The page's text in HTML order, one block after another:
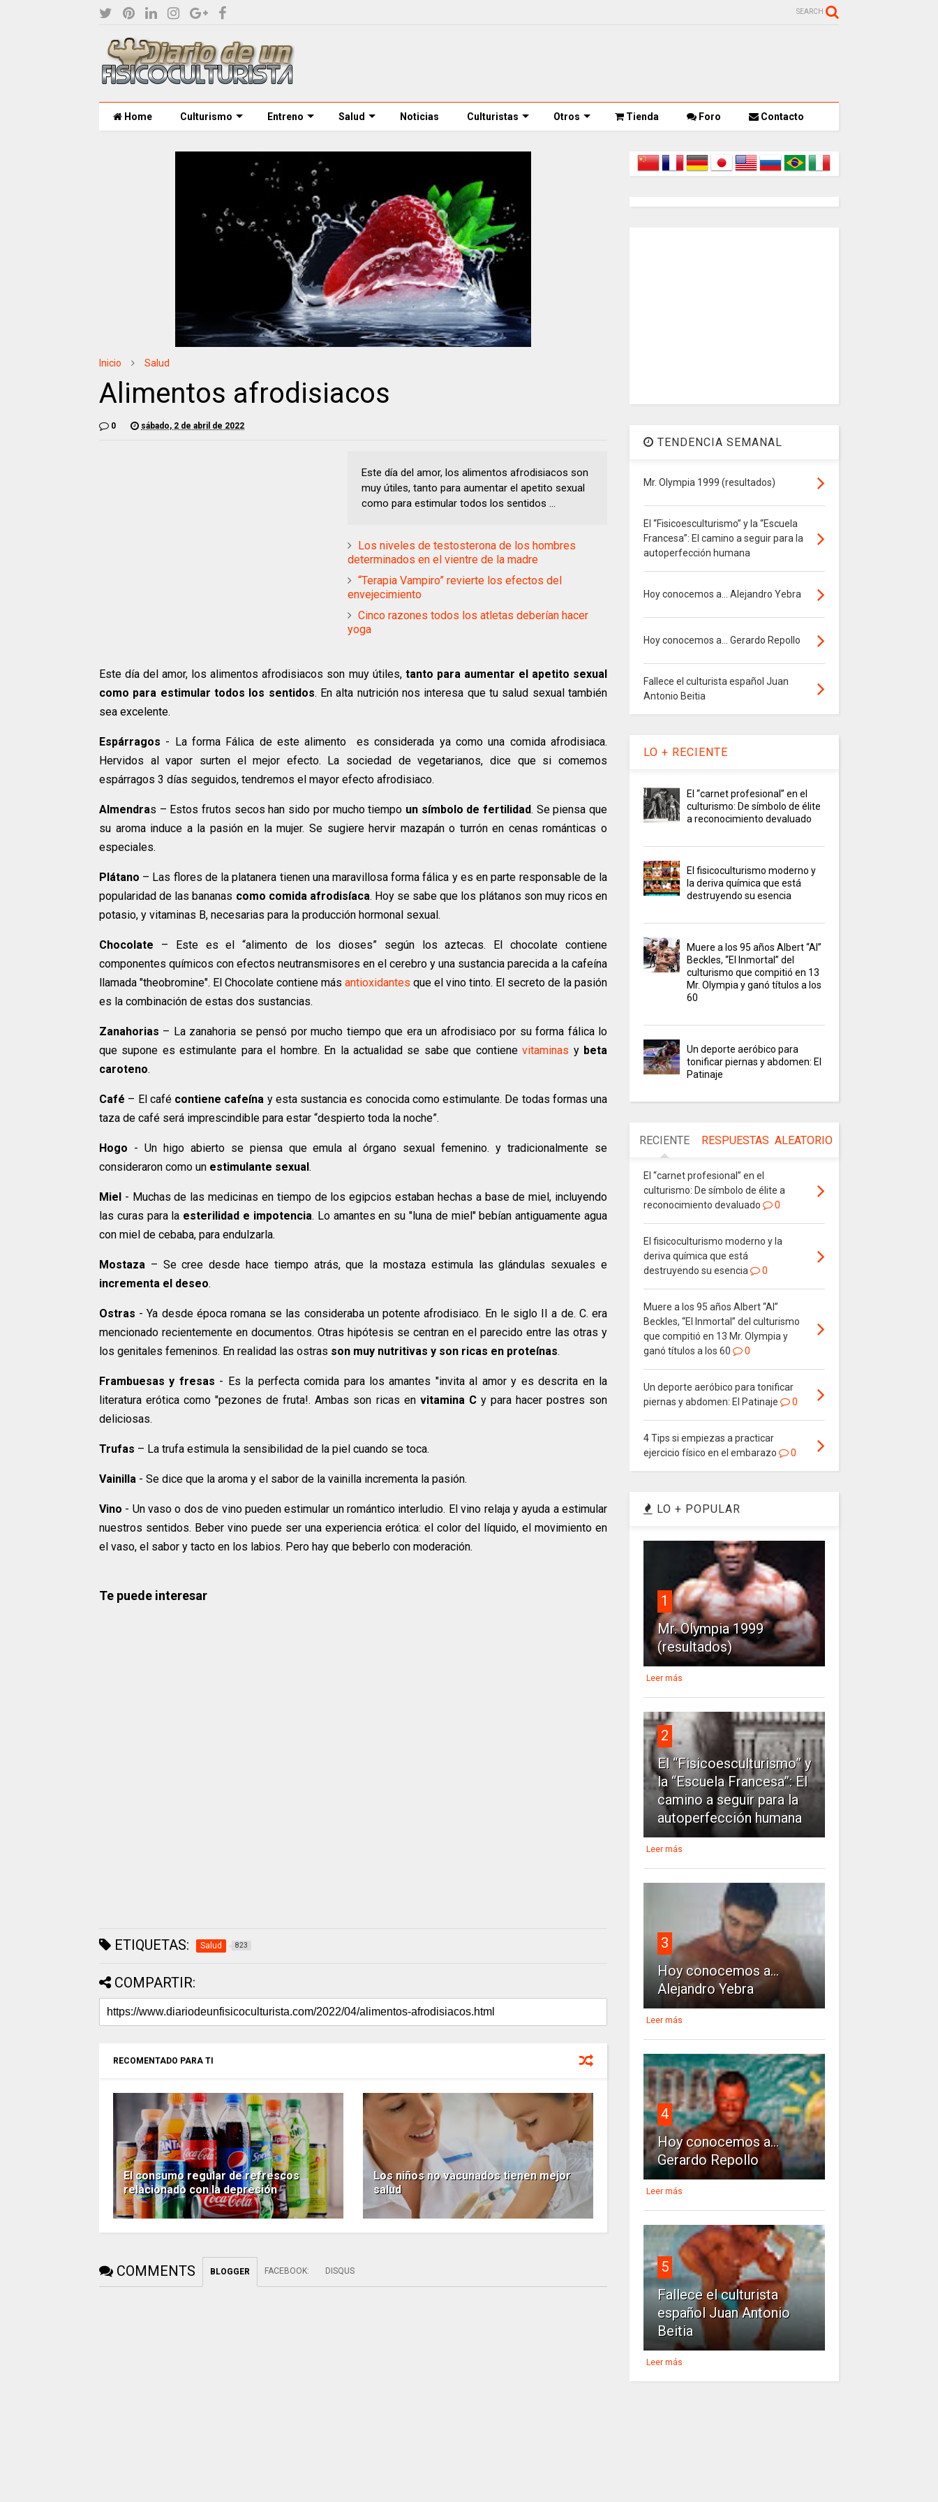
SEARCH
Home Culturismo Entreno Salud Noticias Culturistas Otros Tienda Foro Contacto
Inicio Salud
Alimentos afrodisiacos
0 sábado, 2 de abril de 2022
Este día del amor, los alimentos afrodisiacos son
muy útiles, tanto para aumentar el apetito sexual
como para estimular todos los sentidos ...
Los niveles de testosterona de los hombres
determinados en el vientre de la madre
“Terapia Vampiro” revierte los efectos del
envejecimiento
Cinco razones todos los atletas deberían hacer
yoga
Este día del amor, los alimentos afrodisiacos son muy útiles,tanto para aumentar el apetito sexual
como para estimular todos los sentidos. En alta nutrición nos interesa que tu salud sexual también
sea excelente.
Espárragos - La forma Fálica de este alimento es considerada ya como una comida afrodisiaca.
Hervidos al vapor surten el mejor efecto. La sociedad de vegetarianos, dice que si comemos
espárragos 3 días seguidos, tendremos el mayor efecto afrodisiaco.
Almendras – Estos frutos secos han sido por mucho tiempo un símbolo de fertilidad. Se piensa que
su aroma induce a la pasión en la mujer. Se sugiere hervir mazapán o turrón en cenas románticas o
especiales.
Plátano – Las flores de la platanera tienen una maravillosa forma fálica y es en parte responsable de la
popularidad de las bananas como comida afrodisíaca. Hoy se sabe que los plátanos son muy ricos en
potasio, y vitaminas B, necesarias para la producción hormonal sexual.
Chocolate – Este es el “alimento de los dioses” según los aztecas. El chocolate contiene
componentes químicos con efectos neutransmisores en el cerebro y una sustancia parecida a la cafeína
llamada "theobromine". El Chocolate contiene más antioxidantes que el vino tinto. El secreto de la pasión
es la combinación de estas dos sustancias.
Zanahorias – La zanahoria se pensó por mucho tiempo que era un afrodisiaco por su forma fálica lo
que supone es estimulante para el hombre. En la actualidad se sabe que contienevitaminas y beta
caroteno.
Café – El café contiene cafeína y esta sustancia es conocida como estimulante. De todas formas una
taza de café será imprescindible para estar “despierto toda la noche”.
Hogo - Un higo abierto se piensa que emula al órgano sexual femenino. y tradicionalmente se
consideraron como un estimulante sexual .
Miel - Muchas de las medicinas en tiempo de los egipcios estaban hechas a base de miel, incluyendo
las curas para la esterilidad e impotencia. Lo amantes en su "luna de miel" bebían antiguamente agua
con miel de cebaba, para endulzarla.
Mostaza – Se cree desde hace tiempo atrás, que la mostaza estimula las glándulas sexuales e
incrementa el deseo.
Ostras - Ya desde época romana se las consideraba un potente afrodisiaco. En le siglo II a de. C. era
mencionado recientemente en documentos. Otras hipótesis se centran en el parecido entre las otras y
los genitales femeninos. En realidad las ostras son muy nutritivas y son ricas en proteínas.
Frambuesas y fresas - Es la perfecta comida para los amantes "invita al amor y es descrita en la
literatura erótica como "pezones de fruta!. Ambas son ricas en vitamina Cy para hacer postres son
deliciosas.
Trufas – La trufa estimula la sensibilidad de la piel cuando se toca.
Vainilla - Se dice que la aroma y el sabor de la vainilla incrementa la pasión.
Vino - Un vaso o dos de vino pueden estimular un romántico interludio. El vino relaja y ayuda a estimular
nuestros sentidos. Beber vino puede ser una experiencia erótica: el color del líquido, el movimiento en
el vaso, el sabor y tacto en los labios. Pero hay que beberlo con moderación.
Te puede interesar
ETIQUETAS: Salud 823
COMPARTIR:
RECOMENTADO PARA TI
El consumo regular de refrescos
relacionado con la depresión
Los niños no vacunados tienen mejor
salud
COMMENTS BLOGGER FACEBOOK: DISQUS
TENDENCIA SEMANAL
Mr. Olympia 1999 (resultados)
El “Fisicoesculturismo” y la “Escuela
Francesa”: El camino a seguir para la
autoperfección humana
Hoy conocemos a... Alejandro Yebra
Hoy conocemos a... Gerardo Repollo
Fallece el culturista español Juan
Antonio Beitia
LO + RECIENTE
El “carnet profesional” en el
culturismo: De símbolo de élite
a reconocimiento devaluado
El fisicoculturismo moderno y
la deriva química que está
destruyendo su esencia
Muere a los 95 años Albert “Al”
Beckles, “El Inmortal” del
culturismo que compitió en 13
Mr. Olympia y ganó títulos a los
60
Un deporte aeróbico para
tonificar piernas y abdomen: El
Patinaje
RECIENTE RESPUESTAS ALEATORIO
El “carnet profesional” en el
culturismo: De símbolo de élite a
reconocimiento devaluado
0
El fisicoculturismo moderno y la
deriva química que está
destruyendo su esencia
0
Muere a los 95 años Albert “Al”
Beckles, “El Inmortal” del culturismo
que compitió en 13 Mr. Olympia y
ganó títulos a los 60
0
Un deporte aeróbico para tonificar
piernas y abdomen: El Patinaje
0
4 Tips si empiezas a practicar
ejercicio físico en el embarazo
0
LO + POPULAR
1
Mr. Olympia 1999
(resultados)
Leer más
2
El “Fisicoesculturismo” y
la “Escuela Francesa”: El
camino a seguir para la
autoperfección humana
Leer más
3
Hoy conocemos a...
Alejandro Yebra
Leer más
4
Hoy conocemos a...
Gerardo Repollo
Leer más
5
Fallece el culturista
español Juan Antonio
Beitia
Leer más